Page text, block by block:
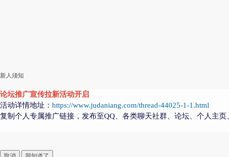
新人须知
论坛推广宣传拉新活动开启
活动详情地址： https://www.judaniang.com/thread-44025-1-1.html
复制个人专属推广链接，发布至QQ、各类聊天社群、论坛、个人主